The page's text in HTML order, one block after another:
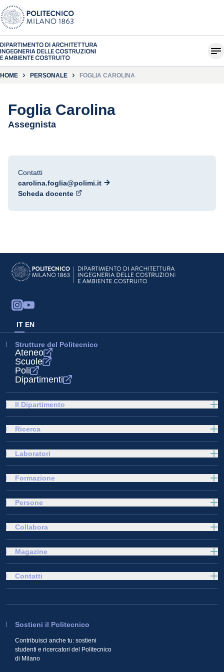
HOME PERSONALE FOGLIA CAROLINA
Foglia Carolina
Assegnista
Contatti
carolina.foglia@polimi.it
Scheda docente
IT EN
Strutture del Politecnico
Ateneo
Scuole
Poli
Dipartimenti
Il Dipartimento
Ricerca
Laboratori
Formazione
Persone
Collabora
Magazine
Sostieni il Politecnico
Contribuisci anche tu: sostieni
studenti e ricercatori del Politecnico
di Milano
Contatti